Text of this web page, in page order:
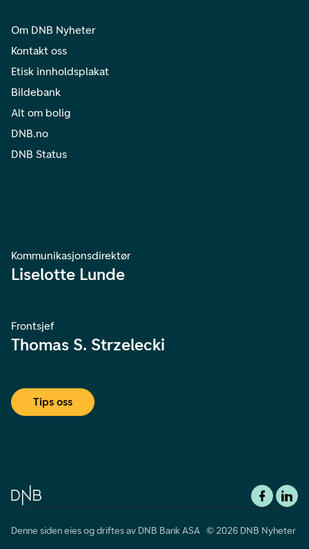
Om DNB Nyheter
Kontakt oss
Etisk innholdsplakat
Bildebank
Alt om bolig
DNB.no
DNB Status
Kommunikasjonsdirektør
Liselotte Lunde
Frontsjef
Thomas S. Strzelecki
Tips oss
Denne siden eies og driftes av DNB Bank ASA © 2026 DNB Nyheter